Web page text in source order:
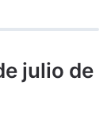
julio de